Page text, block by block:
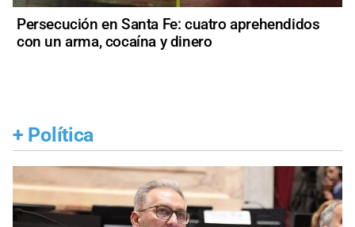
Persecución en Santa Fe: cuatro aprehendidos
con un arma, cocaína y dinero
+ Política